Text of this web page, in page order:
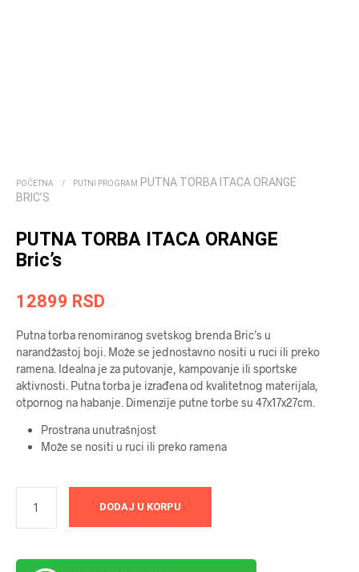
POČETNA / PUTNI PROGRAM
PUTNA TORBA ITACA ORANGE
BRIC’S
PUTNA TORBA ITACA ORANGE
Bric’s
12899 RSD
Putna torba renomiranog svetskog brenda Bric’s u
narandžastoj boji. Može se jednostavno nositi u ruci ili preko
ramena. Idealna je za putovanje, kampovanje ili sportske
aktivnosti. Putna torba je izrađena od kvalitetnog materijala,
otpornog na habanje. Dimenzije putne torbe su 47x17x27cm.
Prostrana unutrašnjost
Može se nositi u ruci ili preko ramena
DODAJ U KORPU